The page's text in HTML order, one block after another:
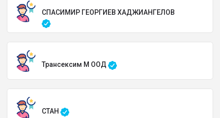
СПАСИМИР ГЕОРГИЕВ ХАДЖИАНГЕЛОВ
Трансексим М ООД
СТАН